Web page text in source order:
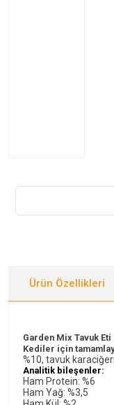
Ürün Özellikleri
Garden Mix Tavuk
Kediler için
%10, tavuk
Analitik bileşenler:
Ham Protein: %6
Ham Yağ: %3,5